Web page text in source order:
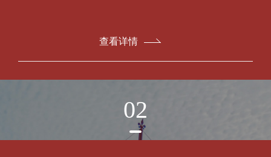
查看详情
02